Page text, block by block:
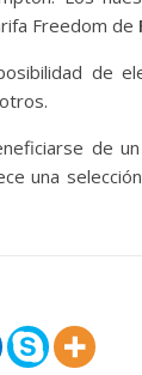
Freedom de
de
de
una